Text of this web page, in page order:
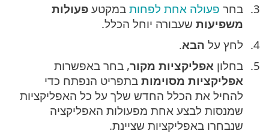
בחר פעולה אחת לפחות במקטע פעולות
משפיעות שעבורה יוחל הכלל.
לחץ על הבא.
בחלון אפליקציות מקור, בחר באפשרות
אפליקציות מסוימות בתפריט הנפתח כדי
להחיל את הכלל החדש שלך על כל האפליקציות
שמנסות לבצע אחת מפעולות האפליקציה
שנבחרו באפליקציות שציינת.